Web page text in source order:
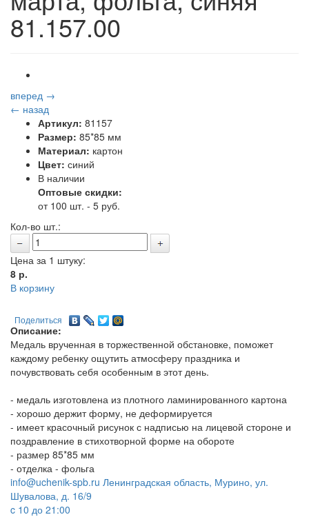
81.157.00
вперед →
← назад
Артикул: 81157
Размер: 85*85 мм
Материал: картон
Цвет: синий
В наличии
Оптовые скидки:
от 100 шт. - 5 руб.
Кол-во шт.:
Цена за 1 штуку:
8 р.
В корзину
Поделиться
Описание:
Медаль врученная в торжественной обстановке, поможет
каждому ребенку ощутить атмосферу праздника и
почувствовать себя особенным в этот день.
- медаль изготовлена из плотного ламинированного картона
- хорошо держит форму, не деформируется
- имеет красочный рисунок с надписью на лицевой стороне и
поздравление в стихотворной форме на обороте
- размер 85*85 мм
- отделка - фольга
info@uchenik-spb.ru Ленинградская область, Мурино, ул.
Шувалова, д. 16/9
c 10 до 21:00